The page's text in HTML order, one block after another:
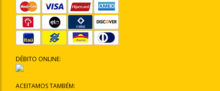
DÉBITO ONLINE:
ACEITAMOS TAMBÉM: